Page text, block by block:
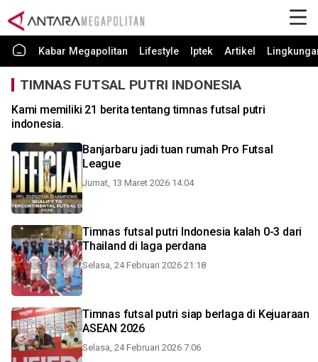
Kabar Megapolitan Lifestyle Iptek Artikel
TIMNAS FUTSAL PUTRI INDONESIA
Kami memiliki 21 berita tentang timnas futsal putri
indonesia.
Banjarbaru jadi tuan rumah Pro Futsal
League
Jumat, 13 Maret 2026 14:04
Timnas futsal putri Indonesia kalah 0-3 dari
Thailand di laga perdana
Selasa, 24 Februari 2026 21:18
Timnas futsal putri siap berlaga di Kejuaraan
ASEAN 2026
Selasa, 24 Februari 2026 7:06